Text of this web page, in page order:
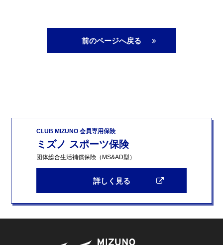
前のページへ戻る
CLUB MIZUNO 会員専用保険
ミズノ スポーツ保険
団体総合生活補償保険（MS&AD型）
詳しく見る